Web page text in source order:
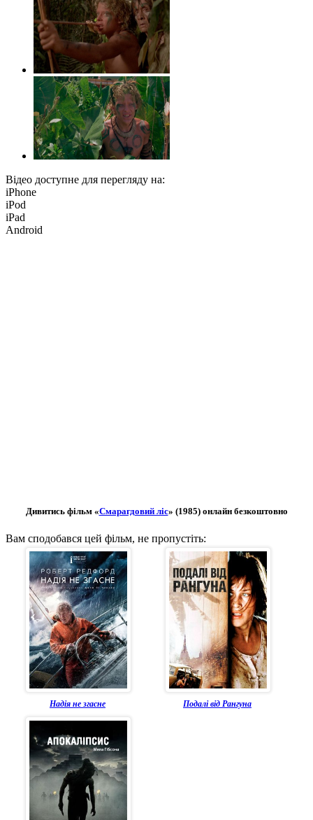
Відео доступне для перегляду на:
iPhone
iPod
iPad
Android
Дивитись фільм «Смарагдовий ліс» (1985) онлайн безкоштовно
Вам сподобався цей фільм, не пропустіть:
Надія не згасне Подалі від Рангуна